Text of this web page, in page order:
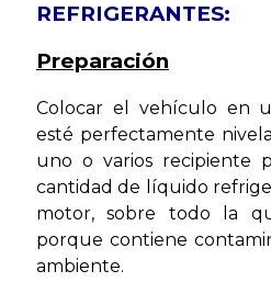
REFRIGERANTES:
Preparación
Colocar el vehículo en
esté perfectamente
uno o varios recipiente
cantidad de líquido
motor, sobre todo la
porque contiene
ambiente.